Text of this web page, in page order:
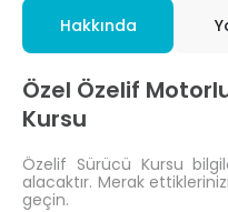
Hakkında
Özel Özelif
Kursu
Özelif Sürücü Kursu
alacaktır. Merak
geçin.